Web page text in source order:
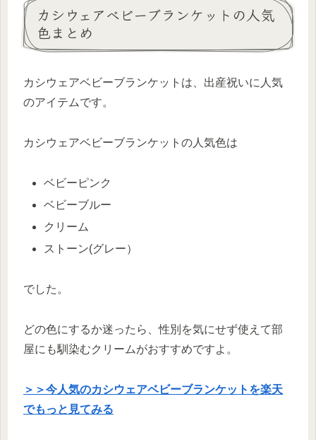
カシウェアベビーブランケットの人気
色まとめ
カシウェアベビーブランケットは、出産祝いに人気
のアイテムです。
カシウェアベビーブランケットの人気色は
ベビーピンク
ベビーブルー
クリーム
ストーン(グレー）
でした。
どの色にするか迷ったら、性別を気にせず使えて部
屋にも馴染むクリームがおすすめですよ。
＞＞今人気のカシウェアベビーブランケットを楽天
でもっと見てみる